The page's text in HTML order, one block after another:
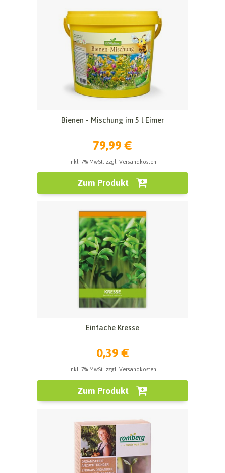
Bienen - Mischung im 5 l Eimer
79,99 €
inkl. 7% MwSt. zzgl. Versandkosten
Zum Produkt
Einfache Kresse
0,39 €
inkl. 7% MwSt. zzgl. Versandkosten
Zum Produkt